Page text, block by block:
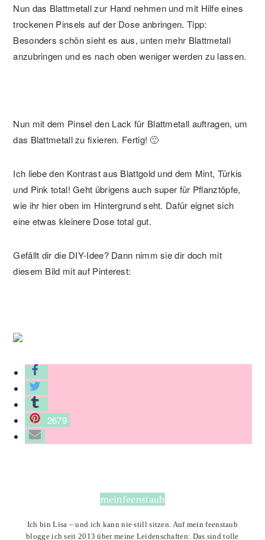
Nun das Blattmetall zur Hand nehmen und mit Hilfe eines
trockenen Pinsels auf der Dose anbringen. Tipp:
Besonders schön sieht es aus, unten mehr Blattmetall
anzubringen und es nach oben weniger werden zu lassen.
Nun mit dem Pinsel den Lack für Blattmetall auftragen, um
das Blattmetall zu fixieren. Fertig! 🙂
Ich liebe den Kontrast aus Blattgold und dem Mint, Türkis
und Pink total! Geht übrigens auch super für Pflanztöpfe,
wie ihr hier oben im Hintergrund seht. Dafür eignet sich
eine etwas kleinere Dose total gut.
Gefällt dir die DIY-Idee? Dann nimm sie dir doch mit
diesem Bild mit auf Pinterest:
2679
meinfeenstaub
Ich bin Lisa – und ich kann nie still sitzen. Auf mein feenstaub
blogge ich seit 2013 über meine Leidenschaften: Das sind tolle